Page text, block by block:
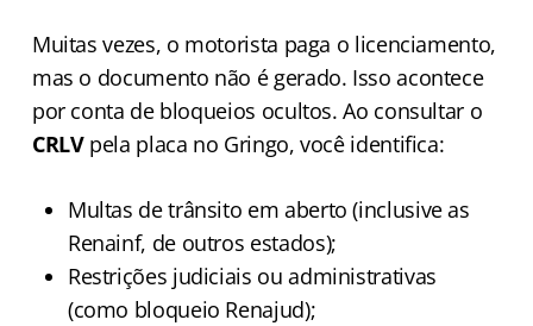
Muitas vezes, o motorista paga o licenciamento,
mas o documento não é gerado. Isso acontece
por conta de bloqueios ocultos. Ao consultar o
CRLV pela placa no Gringo, você identifica:
Multas de trânsito em aberto (inclusive as
Renainf, de outros estados);
Restrições judiciais ou administrativas
(como bloqueio Renajud);